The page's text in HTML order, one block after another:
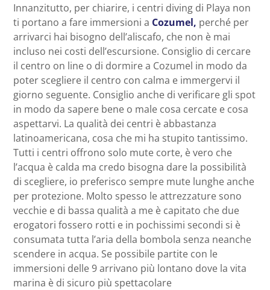
Innanzitutto, per chiarire, i centri diving di Playa non
ti portano a fare immersioni a Cozumel, perché per
arrivarci hai bisogno dell’aliscafo, che non è mai
incluso nei costi dell’escursione. Consiglio di cercare
il centro on line o di dormire a Cozumel in modo da
poter scegliere il centro con calma e immergervi il
giorno seguente. Consiglio anche di verificare gli spot
in modo da sapere bene o male cosa cercate e cosa
aspettarvi. La qualità dei centri è abbastanza
latinoamericana, cosa che mi ha stupito tantissimo.
Tutti i centri offrono solo mute corte, è vero che
l’acqua è calda ma credo bisogna dare la possibilità
di scegliere, io preferisco sempre mute lunghe anche
per protezione. Molto spesso le attrezzature sono
vecchie e di bassa qualità a me è capitato che due
erogatori fossero rotti e in pochissimi secondi si è
consumata tutta l’aria della bombola senza neanche
scendere in acqua. Se possibile partite con le
immersioni delle 9 arrivano più lontano dove la vita
marina è di sicuro più spettacolare